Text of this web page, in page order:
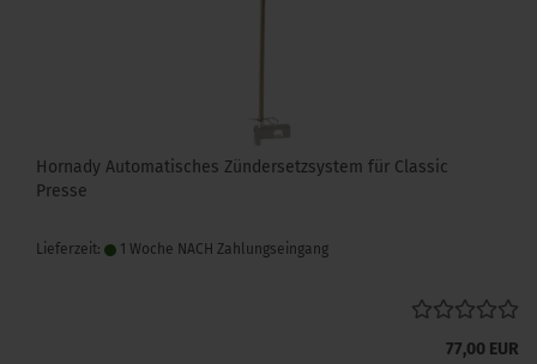
Hornady Automatisches Zündersetzsystem für Classic
Presse
Lieferzeit: 1 Woche NACH Zahlungseingang
77,00 EUR